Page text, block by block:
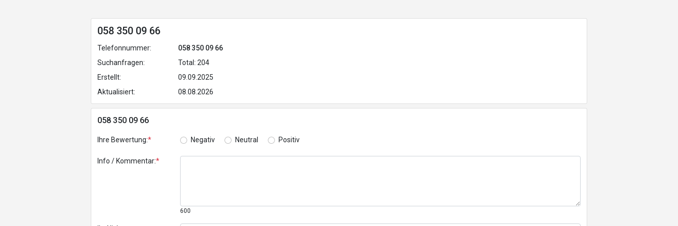
058 350 09 66
Telefonnummer:
058 350 09 66
Suchanfragen:
Total: 204
Erstellt:
09.09.2025
Aktualisiert:
08.08.2026
058 350 09 66
Ihre Bewertung:* Negativ Neutral Positiv
Info / Kommentar:*
600